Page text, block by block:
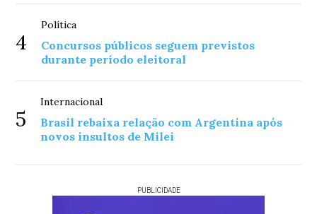
4
Política
Concursos públicos seguem previstos
durante período eleitoral
5
Internacional
Brasil rebaixa relação com Argentina após
novos insultos de Milei
PUBLICIDADE